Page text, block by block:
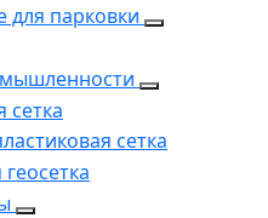
для парковки
сетка
сетка